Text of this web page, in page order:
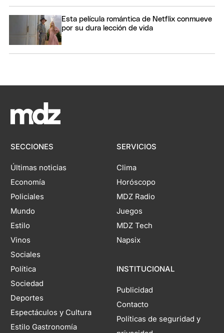
Esta película romántica de Netflix conmueve
por su dura lección de vida
SECCIONES
Últimas noticias
Economía
Policiales
Mundo
Estilo
Vinos
Sociales
Política
Sociedad
Deportes
Espectáculos y Cultura
Estilo Gastronomía
SERVICIOS
Clima
Horóscopo
MDZ Radio
Juegos
MDZ Tech
Napsix
INSTITUCIONAL
Publicidad
Contacto
Políticas de seguridad y